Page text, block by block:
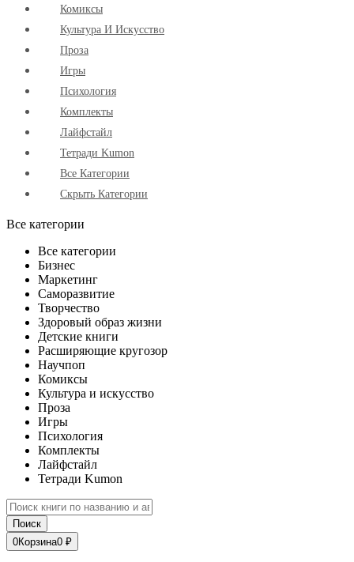
Комиксы
Культура И Искусство
Проза
Игры
Психология
Комплекты
Лайфстайл
Тетради Kumon
Все Категории
Скрыть Категории
Все категории
Все категории
Бизнес
Маркетинг
Саморазвитие
Творчество
Здоровый образ жизни
Детские книги
Расширяющие кругозор
Научпоп
Комиксы
Культура и искусство
Проза
Игры
Психология
Комплекты
Лайфстайл
Тетради Kumon
Поиск
0Корзина0 ₽